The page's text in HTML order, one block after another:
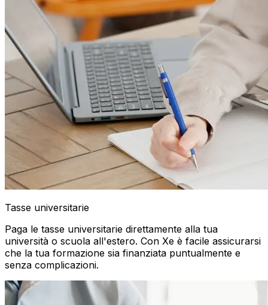
Tasse universitarie
Paga le tasse universitarie direttamente alla tua
università o scuola all'estero. Con Xe è facile assicurarsi
che la tua formazione sia finanziata puntualmente e
senza complicazioni.